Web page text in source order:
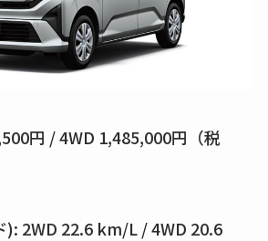
円 / 4WD 1,485,000円（税
): 2WD 22.6 km/L / 4WD 20.6